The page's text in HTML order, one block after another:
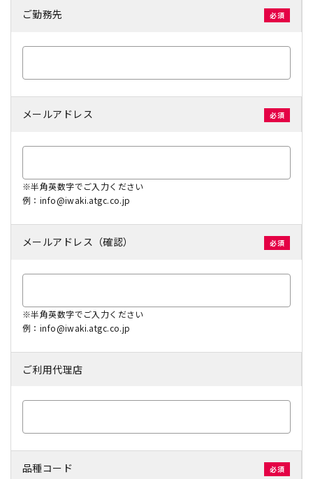
ご勤務先
メールアドレス
※半角英数字でご入力ください
例：info@iwaki.atgc.co.jp
メールアドレス（確認）
※半角英数字でご入力ください
例：info@iwaki.atgc.co.jp
ご利用代理店
品種コード